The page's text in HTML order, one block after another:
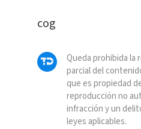
cog
Queda prohibida la
parcial del
que es propiedad
reproducción no
infracción y un
leyes aplicables.